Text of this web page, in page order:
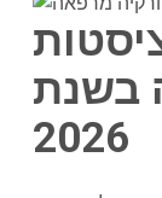
בשנת
2026